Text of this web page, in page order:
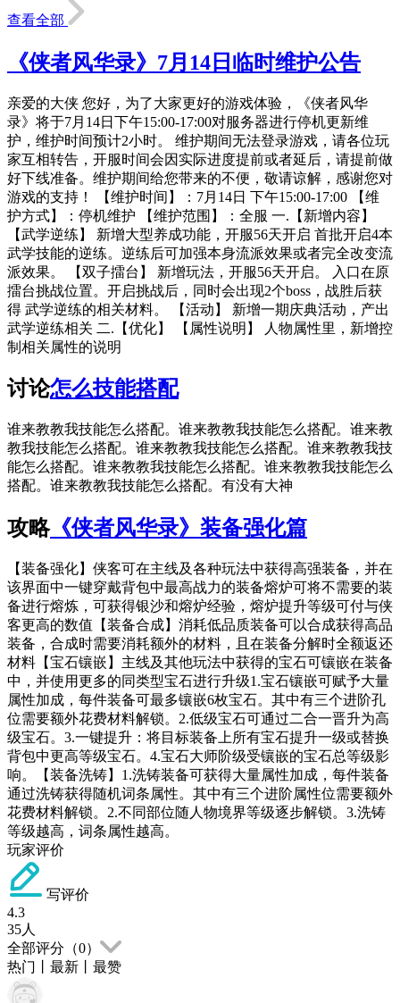
查看全部
《侠者风华录》7月14日临时维护公告
亲爱的大侠 您好，为了大家更好的游戏体验，《侠者风华
录》将于7月14日下午15:00-17:00对服务器进行停机更新维
护，维护时间预计2小时。 维护期间无法登录游戏，请各位玩
家互相转告，开服时间会因实际进度提前或者延后，请提前做
好下线准备。维护期间给您带来的不便，敬请谅解，感谢您对
游戏的支持！ 【维护时间】：7月14日 下午15:00-17:00 【维
护方式】：停机维护 【维护范围】：全服 一.【新增内容】
【武学逆练】 新增大型养成功能，开服56天开启 首批开启4本
武学技能的逆练。逆练后可加强本身流派效果或者完全改变流
派效果。 【双子擂台】 新增玩法，开服56天开启。 入口在原
擂台挑战位置。开启挑战后，同时会出现2个boss，战胜后获
得 武学逆练的相关材料。 【活动】 新增一期庆典活动，产出
武学逆练相关 二.【优化】 【属性说明】 人物属性里，新增控
制相关属性的说明
讨论怎么技能搭配
谁来教教我技能怎么搭配。谁来教教我技能怎么搭配。谁来教
教我技能怎么搭配。谁来教教我技能怎么搭配。谁来教教我技
能怎么搭配。谁来教教我技能怎么搭配。谁来教教我技能怎么
搭配。谁来教教我技能怎么搭配。有没有大神
攻略《侠者风华录》装备强化篇
【装备强化】侠客可在主线及各种玩法中获得高强装备，并在
该界面中一键穿戴背包中最高战力的装备熔炉可将不需要的装
备进行熔炼，可获得银沙和熔炉经验，熔炉提升等级可付与侠
客更高的数值【装备合成】消耗低品质装备可以合成获得高品
装备，合成时需要消耗额外的材料，且在装备分解时全额返还
材料【宝石镶嵌】主线及其他玩法中获得的宝石可镶嵌在装备
中，并使用更多的同类型宝石进行升级1.宝石镶嵌可赋予大量
属性加成，每件装备可最多镶嵌6枚宝石。其中有三个进阶孔
位需要额外花费材料解锁。2.低级宝石可通过二合一晋升为高
级宝石。3.一键提升：将目标装备上所有宝石提升一级或替换
背包中更高等级宝石。4.宝石大师阶级受镶嵌的宝石总等级影
响。【装备洗铸】1.洗铸装备可获得大量属性加成，每件装备
通过洗铸获得随机词条属性。其中有三个进阶属性位需要额外
花费材料解锁。2.不同部位随人物境界等级逐步解锁。3.洗铸
等级越高，词条属性越高。
玩家评价
写评价
4.3
35人
全部评分（0）
热门
最新 最赞